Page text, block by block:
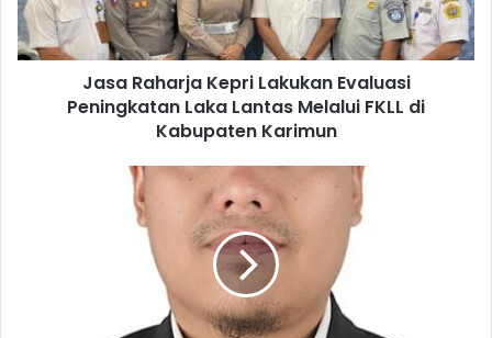
Jasa Raharja Kepri Lakukan Evaluasi
Peningkatan Laka Lantas Melalui FKLL di
Kabupaten Karimun